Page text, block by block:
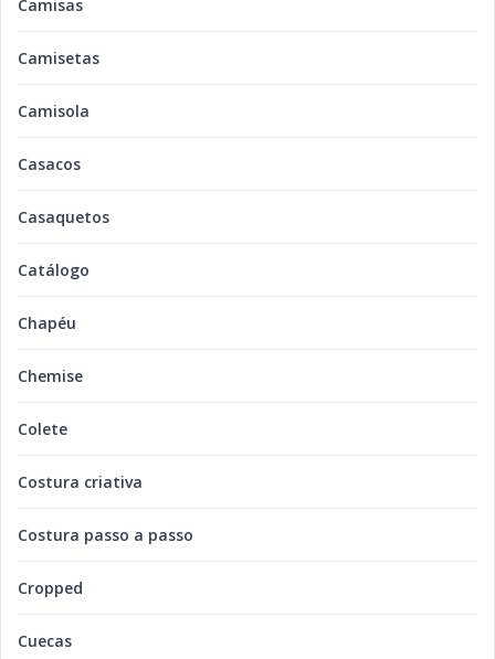
Camisas
Camisetas
Camisola
Casacos
Casaquetos
Catálogo
Chapéu
Chemise
Colete
Costura criativa
Costura passo a passo
Cropped
Cuecas